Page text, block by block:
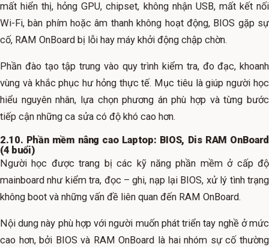
mất hiển thị, hỏng GPU, chipset, không nhận USB, mất kết nối
Wi-Fi, bàn phím hoặc âm thanh không hoạt động, BIOS gặp sự
cố, RAM OnBoard bị lỗi hay máy khởi động chập chờn.
Phần đào tạo tập trung vào quy trình kiểm tra, đo đạc, khoanh
vùng và khắc phục hư hỏng thực tế. Mục tiêu là giúp người học
hiểu nguyên nhân, lựa chọn phương án phù hợp và từng bước
tiếp cận những ca sửa có độ khó cao hơn.
2.10. Phần mềm nâng cao Laptop: BIOS, Dis RAM OnBoard
(4 buổi)
Người học được trang bị các kỹ năng phần mềm ở cấp độ
mainboard như kiểm tra, đọc – ghi, nạp lại BIOS, xử lý tình trạng
không boot và những vấn đề liên quan đến RAM OnBoard.
Nội dung này phù hợp với người muốn phát triển tay nghề ở mức
cao hơn, bởi BIOS và RAM OnBoard là hai nhóm sự cố thường